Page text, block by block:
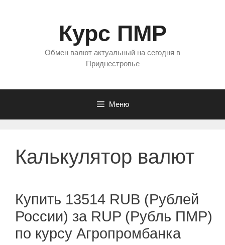
Курс ПМР
Обмен валют актуальный на сегодня в
Приднестровье
Меню
Калькулятор валют
Купить 13514 RUB (Рублей
России) за RUP (Рубль ПМР)
по курсу Агропромбанка